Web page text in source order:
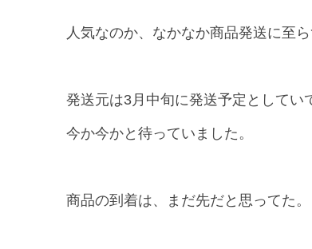
人気なのか、なかなか商品発送に至ら
発送元は3月中旬に発送予定としてい
今か今かと待っていました。
商品の到着は、まだ先だと思ってた。